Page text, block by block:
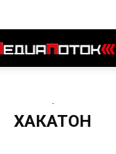
-
ХАКАТОН